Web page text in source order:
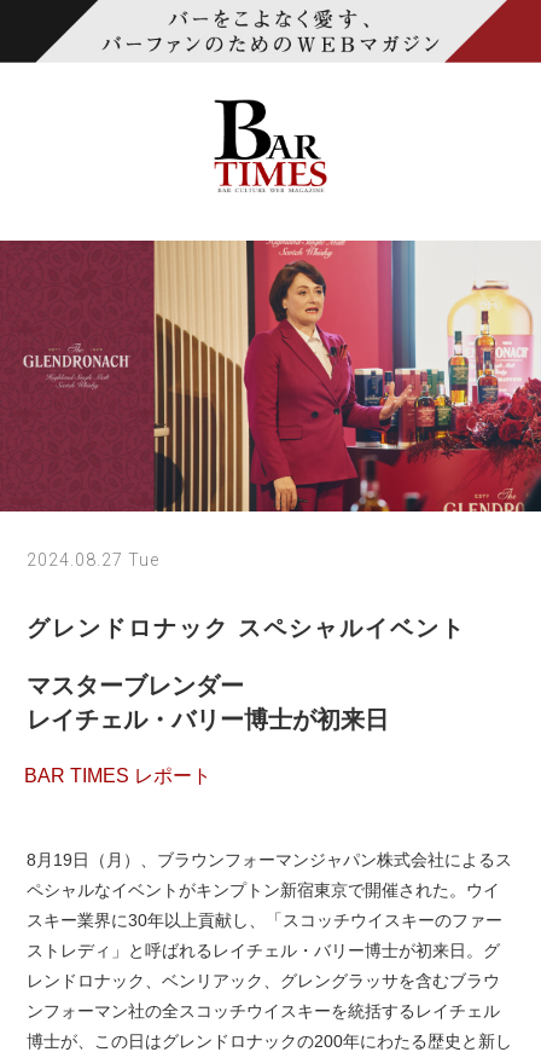
2024.08.27 Tue
グレンドロナック スペシャルイベント
マスターブレンダー
レイチェル・バリー博士が初来日
BAR TIMES レポート
8月19日（月）、ブラウンフォーマンジャパン株式会社によるス
ペシャルなイベントがキンプトン新宿東京で開催された。ウイ
スキー業界に30年以上貢献し、「スコッチウイスキーのファー
ストレディ」と呼ばれるレイチェル・バリー博士が初来日。グ
レンドロナック、ベンリアック、グレングラッサを含むブラウ
ンフォーマン社の全スコッチウイスキーを統括するレイチェル
博士が、この日はグレンドロナックの200年にわたる歴史と新し